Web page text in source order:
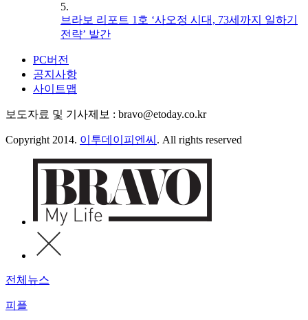
5.
브라보 리포트 1호 ‘사오정 시대, 73세까지 일하기
전략’ 발간
PC버전
공지사항
사이트맵
보도자료 및 기사제보 : bravo@etoday.co.kr
Copyright 2014. 이투데이피엔씨 . All rights reserved
전체뉴스
피플